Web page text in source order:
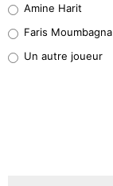
1%
9%
Amine Harit
Faris Moumbagna
Un autre joueur